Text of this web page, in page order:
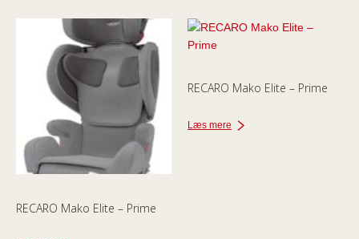
RECARO Mako Elite – Prime
RECARO Mako Elite – Prime
Læs mere